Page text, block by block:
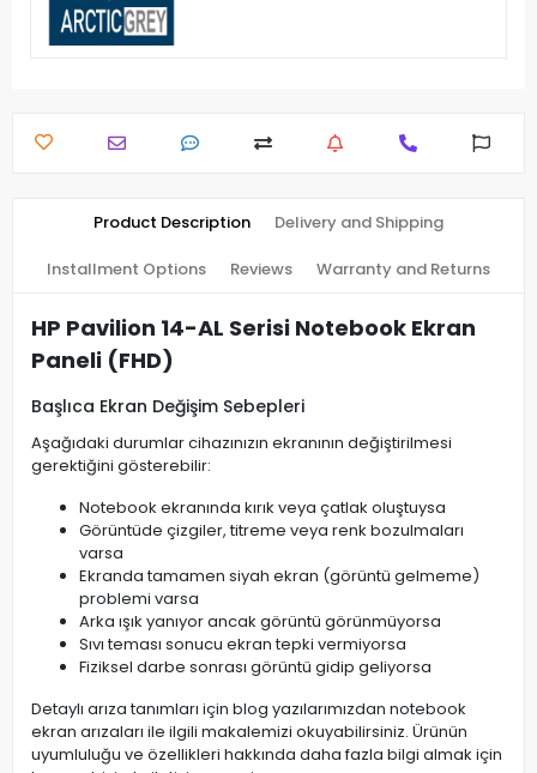
Product Description Delivery and Shipping
Installment Options Reviews Warranty and Returns
HP Pavilion 14-AL Serisi Notebook Ekran
Paneli (FHD)
Başlıca Ekran Değişim Sebepleri
Aşağıdaki durumlar cihazınızın ekranının değiştirilmesi
gerektiğini gösterebilir:
Notebook ekranında kırık veya çatlak oluştuysa
Görüntüde çizgiler, titreme veya renk bozulmaları
varsa
Ekranda tamamen siyah ekran (görüntü gelmeme)
problemi varsa
Arka ışık yanıyor ancak görüntü görünmüyorsa
Sıvı teması sonucu ekran tepki vermiyorsa
Fiziksel darbe sonrası görüntü gidip geliyorsa
Detaylı arıza tanımları için blog yazılarımızdan notebook
ekran arızaları ile ilgili makalemizi okuyabilirsiniz. Ürünün
uyumluluğu ve özellikleri hakkında daha fazla bilgi almak için